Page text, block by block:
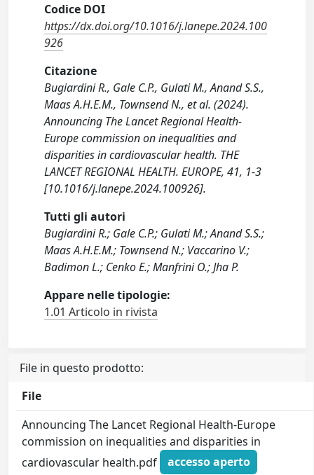
Codice DOI
https://dx.doi.org/10.1016/j.lanepe.2024.100
926
Citazione
Bugiardini R., Gale C.P., Gulati M., Anand S.S.,
Maas A.H.E.M., Townsend N., et al. (2024).
Announcing The Lancet Regional Health-
Europe commission on inequalities and
disparities in cardiovascular health. THE
LANCET REGIONAL HEALTH. EUROPE, 41, 1-3
[10.1016/j.lanepe.2024.100926].
Tutti gli autori
Bugiardini R.; Gale C.P.; Gulati M.; Anand S.S.;
Maas A.H.E.M.; Townsend N.; Vaccarino V.;
Badimon L.; Cenko E.; Manfrini O.; Jha P.
Appare nelle tipologie:
1.01 Articolo in rivista
File in questo prodotto:
File
Announcing The Lancet Regional Health-Europe
commission on inequalities and disparities in
cardiovascular health.pdf
accesso aperto